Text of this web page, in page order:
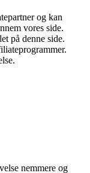
og kan
vores side.
på denne side.
nemmere og